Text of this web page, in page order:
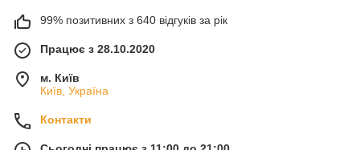
99% позитивних з 640 відгуків за рік
Працює з 28.10.2020
м. Київ
Київ, Україна
Контакти